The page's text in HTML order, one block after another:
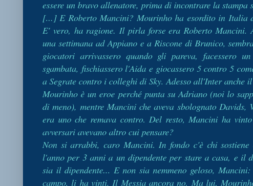
essere un bravo allenatore, prima di incontrare la stampa
[...] E Roberto Mancini? Mourinho ha esordito in Italia
E' vero, ha ragione. Il pirla forse era Roberto Mancini.
una settimana ad Appiano e a Riscone di Brunico,
giocatori arrivassero quando gli pareva, facessero
sgambata, fischiassero l'Aida e giocassero 5 contro 5
a Segrate contro i colleghi di Sky. Adesso all'Inter anche
Mourinho è un eroe perché punta su Adriano (noi lo
di meno), mentre Mancini che aveva sbolognato
era uno che remava contro. Del resto, Mancini ha
avversari avevano altro cui pensare?
Non si arrabbi, caro Mancini. In fondo c'è chi
l'anno per 3 anni a un dipendente per stare a casa, e il
sia il dipendente... E non sia nemmeno geloso,
campo, li ha vinti. Il Messia ancora no. Ma lui,